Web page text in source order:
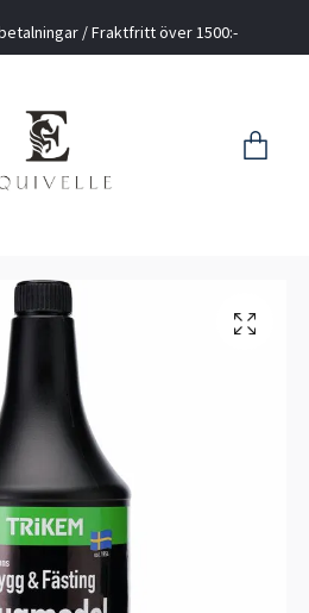
/ Fraktfritt över 1500:-